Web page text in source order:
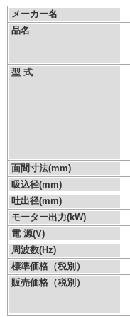
メーカー名
品名
型 式
面間寸法(mm)
吸込径(mm)
吐出径(mm)
モーター出力(kW)
電 源(V)
周波数(Hz)
標準価格（税別）
販売価格（税別）